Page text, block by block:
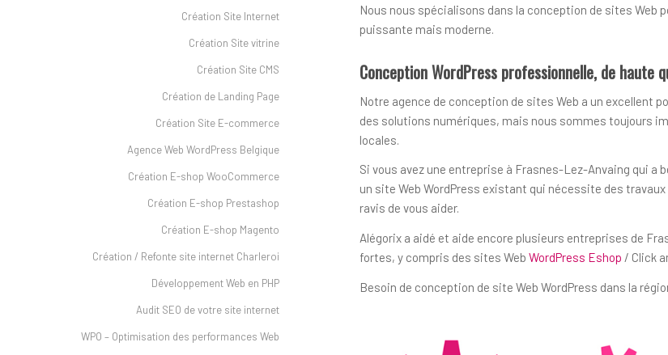
Nous nous spécialisons dans la conception de sites Web
puissante mais moderne.
Conception WordPress professionnelle, de
Notre agence de conception de sites Web a un excellent
des solutions numériques, mais nous sommes toujours
locales.
Si vous avez une entreprise à Frasnes-Lez-Anvaing qui a
un site Web WordPress existant qui nécessite des
ravis de vous aider.
Alégorix a aidé et aide encore plusieurs entreprises de
fortes, y compris des sites Web WordPress Eshop / Click
Besoin de conception de site Web WordPress dans la
Création Site Internet
Création Site vitrine
Création Site CMS
Création de Landing Page
Création Site E-commerce
Agence Web WordPress Belgique
Création E-shop WooCommerce
Création E-shop Prestashop
Création E-shop Magento
Création / Refonte site internet Charleroi
Développement Web en PHP
Audit SEO de votre site internet
WPO – Optimisation des performances Web